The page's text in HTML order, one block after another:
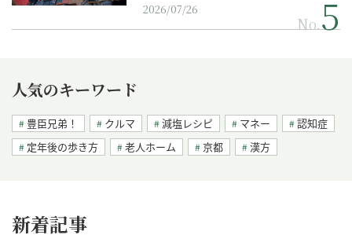
2026/07/26
No.
人気のキーワード
豊臣兄弟！ クルマ 減塩レシピ マネー
認知症
定年後の歩き方
老人ホーム 京都 漢方
新着記事